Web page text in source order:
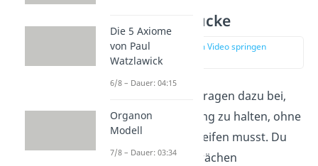
Gesichtsausdrücke
zur Stelle im Video springen
(02:14)
Gesichtsausdrücke tragen dazu bei,
das Gespräch im Gang zu halten, ohne
dass du verbal eingreifen musst. Du
verwendest in Gesprächen
Die 5 Axiome
von Paul
Watzlawick
6/8 – Dauer: 04:15
Organon
Modell
7/8 – Dauer: 03:34